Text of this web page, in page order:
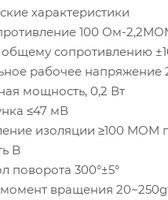
характеристики
100 Ом-
сопротивлению
рабочее напряжение
мощность, 0,2 Вт
≤47 мВ
изоляции ≥100 МОМ
B
поворота 300°±5°
вращения